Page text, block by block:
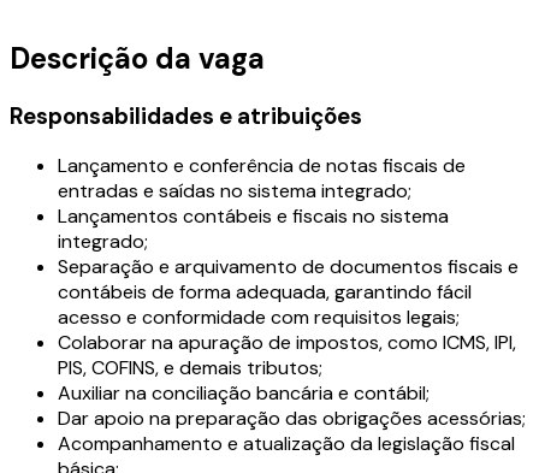
Descrição da vaga
Responsabilidades e atribuições
Lançamento e conferência de notas fiscais de
entradas e saídas no sistema integrado;
Lançamentos contábeis e fiscais no sistema
integrado;
Separação e arquivamento de documentos fiscais e
contábeis de forma adequada, garantindo fácil
acesso e conformidade com requisitos legais;
Colaborar na apuração de impostos, como ICMS, IPI,
PIS, COFINS, e demais tributos;
Auxiliar na conciliação bancária e contábil;
Dar apoio na preparação das obrigações acessórias;
Acompanhamento e atualização da legislação fiscal